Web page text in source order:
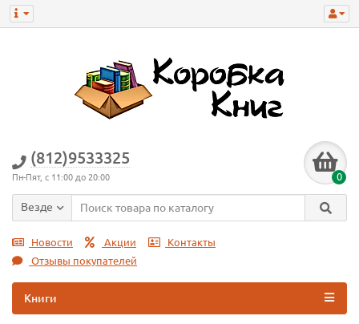
(812)9533325
Пн-Пят, с 11:00 до 20:00 0
Везде
Новости Акции
Контакты
Отзывы покупателей
Книги